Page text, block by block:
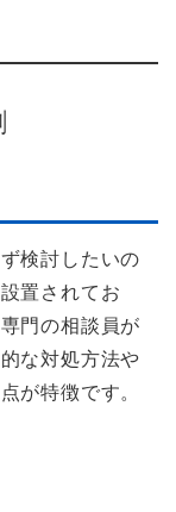
検討したいの
置されてお
門の相談員が
な対処方法や
が特徴です。